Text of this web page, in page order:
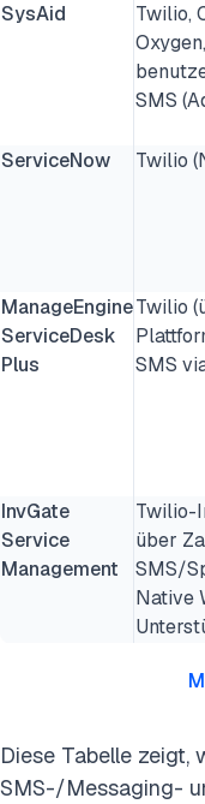
SysAid
Twilio,
Oxygen,
SMS
ServiceNow
Twilio
ManageEngine
ServiceDesk
Plus
Twilio
SMS
InvGate
Service
Management
Twilio-
über
SMS/
Native
Diese Tabelle zeigt,
SMS-/Messaging-